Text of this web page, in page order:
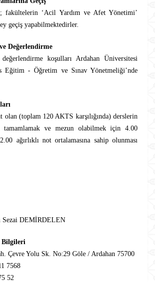
fakültelerin ‘Acil Yardım ve Afet Yönetimi’
geçiş yapabilmektedirler.
Değerlendirme
koşulları Ardahan Üniversitesi
Eğitim - Öğretim ve Sınav Yönetmeliği’nde
olan (toplam 120 AKTS karşılığında) derslerin
tamamlamak ve mezun olabilmek için 4.00
ağırlıklı not ortalamasına sahip olunması
Sezai DEMİRDELEN
Bilgileri
Çevre Yolu Sk. No:29 Göle / Ardahan 75700
7568
52